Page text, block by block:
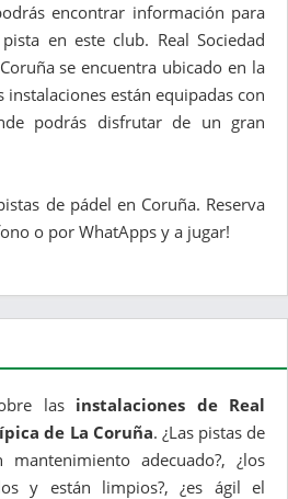
encontrar información para
en este club. Real Sociedad
se encuentra ubicado en la
instalaciones están equipadas con
podrás disfrutar de un gran
de pádel en Coruña. Reserva
o por WhatApps y a jugar!
las instalaciones de Real
de La Coruña. ¿Las pistas de
adecuado?, ¿los
y están limpios?, ¿es ágil el